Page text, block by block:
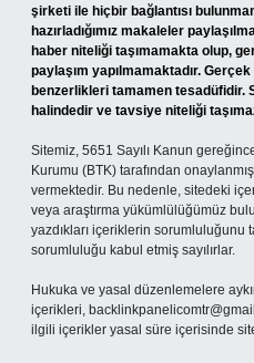
şirketi ile hiçbir bağlantısı
hazırladığımız makaleler
haber niteliği taşımamakta olup,
paylaşım yapılmamaktadır.
benzerlikleri tamamen tesadüfidir.
halindedir ve tavsiye niteliği
Sitemiz, 5651 Sayılı Kanun
Kurumu (BTK) tarafından
vermektedir. Bu nedenle, sitedeki
veya araştırma yükümlülüğümüz
yazdıkları içeriklerin sorumluluğunu
sorumluluğu kabul etmiş sayılırlar.
Hukuka ve yasal düzenlemelere
içerikleri,
ilgili içerikler yasal süre içerisinde